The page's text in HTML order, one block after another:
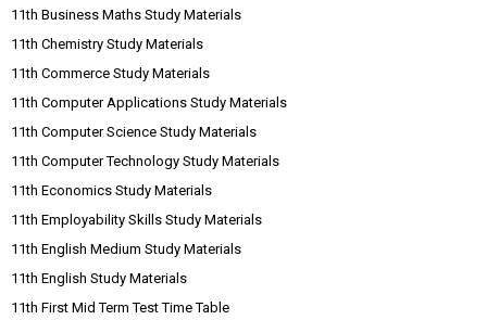
11th Business Maths Study Materials
11th Chemistry Study Materials
11th Commerce Study Materials
11th Computer Applications Study Materials
11th Computer Science Study Materials
11th Computer Technology Study Materials
11th Economics Study Materials
11th Employability Skills Study Materials
11th English Medium Study Materials
11th English Study Materials
11th First Mid Term Test Time Table